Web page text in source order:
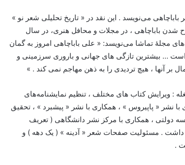
می‌نویسد . این نقد در « تاریخ تحلیلی شعر نو »
باباچاهی ، در مجلات و محافل هنری، در سال
یکی از شماره‌های مجلهٔ تماشا می‌نویسد: « علی باباچاهی امروز به گمان
… بیشترین تازگی های جهانی و باروری سرزمینی و
آنها ، هیچ تردیدی را به ذهن مهاجم نمی کند . »
: ویرایش کتاب های مختلف ، تنظیم نمایشنامه‌های
نشر « پاپیروس » ، همکاری با نشر « پیشبرد » ، تحقیق
، همکاری با مرکز نشر دانشگاهی ( تعریف
متون کهن فارسی که از سال ۶۸ تا ۱۳۸۴ ادامه داشت . مسئولیت صفحات شعر « آدینه » ( یک دهه ) و
.